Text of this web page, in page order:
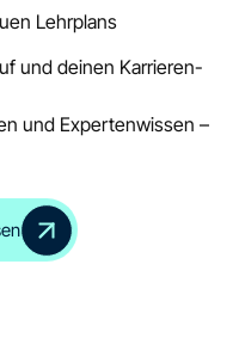
Lehrplans
und deinen Karrieren-
und Expertenwissen –